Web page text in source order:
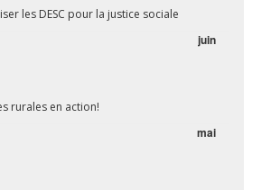
les DESC pour la justice sociale
juin
rurales en action!
mai